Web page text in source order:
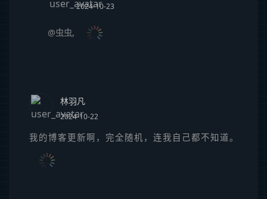
2024-10-23
@虫虫,
林羽凡
2024-10-22
我的博客更新啊，完全随机，连我自己都不知道。